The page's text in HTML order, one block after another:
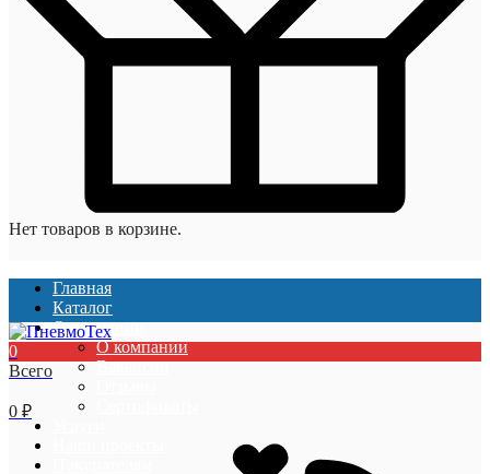
Нет товаров в корзине.
Главная
Каталог
О компании
О компании
Вакансии
0
Всего
0 ₽